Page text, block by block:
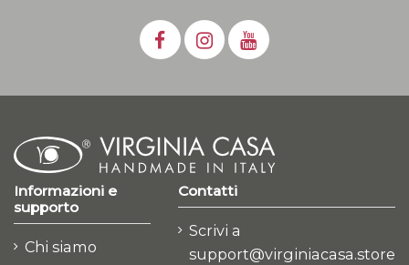
Informazioni e
supporto
Chi siamo
Contatti
Scrivi a
support@virginiacasa.store